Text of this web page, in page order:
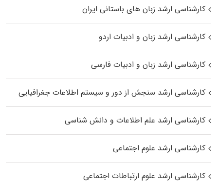
کارشناسی ارشد زبان‌ های باستانی ایران
کارشناسی ارشد زبان و ادبیات اردو
کارشناسی ارشد زبان و ادبیات فارسی
کارشناسی ارشد سنجش از دور و سیستم اطلاعات جغرافیایی
کارشناسی ارشد علم اطلاعات و دانش شناسی
کارشناسی ارشد علوم اجتماعی
کارشناسی ارشد علوم ارتباطات اجتماعی